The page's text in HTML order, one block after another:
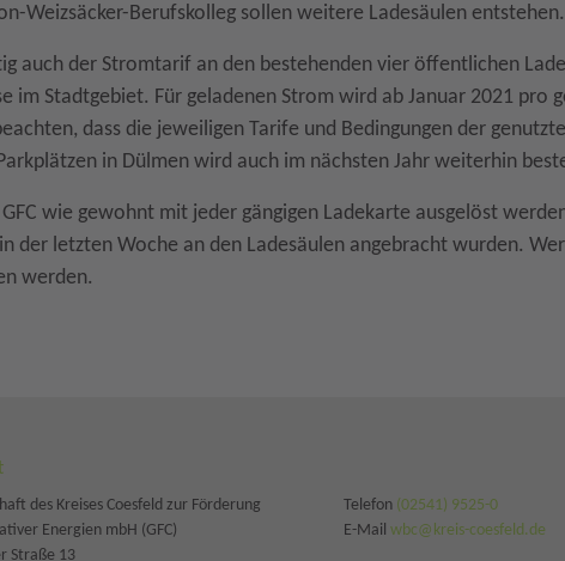
Weizsäcker-Berufskolleg sollen weitere Ladesäulen entstehen.
auch der Stromtarif an den bestehenden vier öffentlichen
im Stadtgebiet. Für geladenen Strom wird ab Januar 2021 pro
dass die jeweiligen Tarife und Bedingungen der
in Dülmen wird auch im nächsten Jahr weiterhin
wie gewohnt mit jeder gängigen Ladekarte ausgelöst
der letzten Woche an den Ladesäulen angebracht wurden.
werden.
des Kreises Coesfeld zur Förderung
Energien mbH (GFC)
Straße 13
Telefon (02541) 9525-0
E-Mail wbc@kreis-coesfeld.de